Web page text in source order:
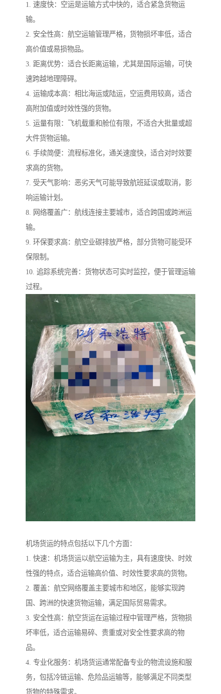
1. 速度快：空运是运输方式中快的，适合紧急货物运
输。
2. 安全性高：航空运输管理严格，货物损坏率低，适合
高价值或易损物品。
3. 距离优势：适合长距离运输，尤其是国际运输，可快
速跨越地理障碍。
4. 运输成本高：相比海运或陆运，空运费用较高，适合
高附加值或时效性强的货物。
5. 运量有限：飞机载重和舱位有限，不适合大批量或超
大件货物运输。
6. 手续简便：流程标准化，通关速度快，适合对时效要
求高的货物。
7. 受天气影响：恶劣天气可能导致航班延误或取消，影
响运输计划。
8. 网络覆盖广：航线连接主要城市，适合跨国或跨洲运
输。
9. 环保要求高：航空业碳排放严格，部分货物可能受环
保限制。
10. 追踪系统完善：货物状态可实时监控，便于管理运输
过程。
机场货运的特点包括以下几个方面：
1. 快速：机场货运以航空运输为主，具有速度快、时效
性强的特点，适合运输高价值、时效性要求高的货物。
2. 覆盖：航空网络覆盖主要城市和地区，能够实现跨
国、跨洲的快速货物运输，满足国际贸易需求。
3. 安全性高：航空货运在运输过程中管理严格，货物损
坏率低，适合运输易碎、贵重或对安全性要求高的物
品。
4. 专业化服务：机场货运通常配备专业的物流设施和服
务，包括冷链运输、危险品运输等，能够满足不同类型
货物的特殊需求。